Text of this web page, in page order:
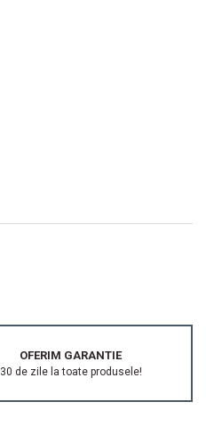
OFERIM GARANTIE
30 de zile la toate produsele!